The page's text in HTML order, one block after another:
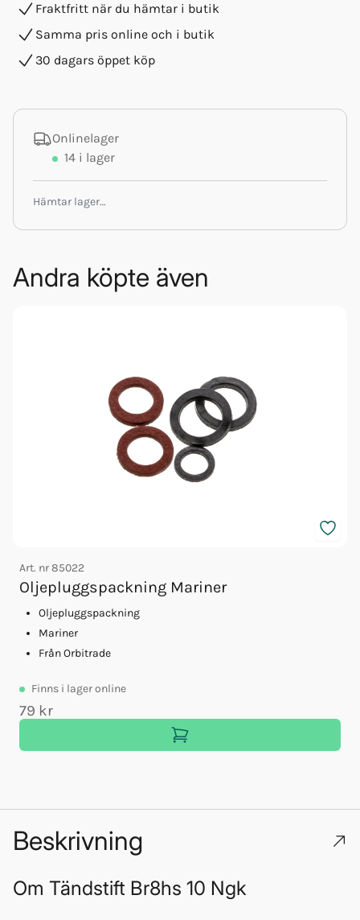
Fraktfritt när du hämtar i butik
Samma pris online och i butik
30 dagars öppet köp
Onlinelager
14 i lager
Hämtar lager…
Andra köpte även
Art. nr85022
Oljepluggspackning Mariner
Oljepluggspackning
Mariner
Från Orbitrade
Finns i lager online
79 kr
Beskrivning
Om Tändstift Br8hs 10 Ngk